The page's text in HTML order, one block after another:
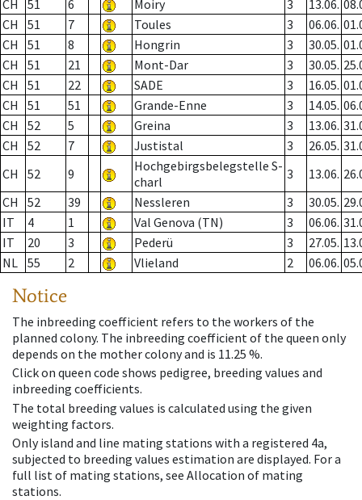
CH 51 6 Moiry 3 13.06.
CH
51 7 Toules 3 06.06.
CH
51 8 Hongrin 3 30.05.
CH
51 21 Mont-Dar 3 30.05.
CH
51 22 SADE 3 16.05.
CH
51 51 Grande-Enne 3 14.05.
CH
52 5 Greina 3 13.06.
CH
52 7 Justistal 3 26.05.
CH
52 9
Hochgebirgsbelegstelle S-
charl
3 13.06.
CH
52 39 Nessleren 3 30.05.
IT
4 1 Val Genova (TN) 3 06.06.
IT
20 3 Pederü 3 27.05.
NL 55 2 Vlieland 2 06.06.
Notice
The inbreeding coefficient refers to the workers of the
planned colony. The inbreeding coefficient of the queen only
depends on the mother colony and is 11.25 %.
Click on queen code shows pedigree, breeding values and
inbreeding coefficients.
The total breeding values is calculated using the given
weighting factors.
Only island and line mating stations with a registered 4a,
subjected to breeding values estimation are displayed. For a
full list of mating stations, see Allocation of mating
stations.